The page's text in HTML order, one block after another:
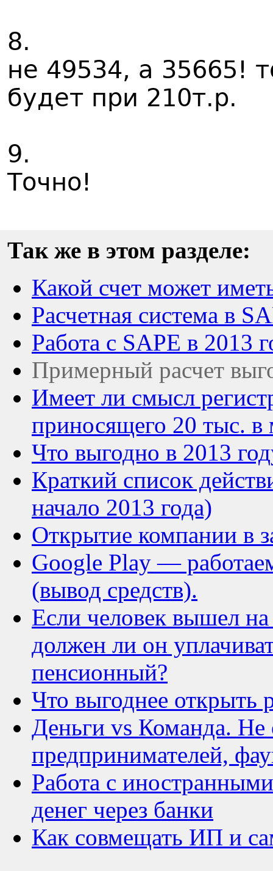
8.
не 49534, а 35665!
будет при 210т.р.
9.
Точно!
Так же в этом разделе:
Какой счет может
Расчетная система в
Работа с SAPE в 2013
Примерный расчет
Имеет ли смысл
приносящего 20 тыс. в
Что выгодно в 2013
Краткий список
начало 2013 года)
Открытие компании в
Google Play —
(вывод средств).
Если человек вышел
должен ли он
пенсионный?
Что выгоднее
Деньги vs Команда. Не
предпринимателей,
Работа с
денег через банки
Как совмещать ИП и